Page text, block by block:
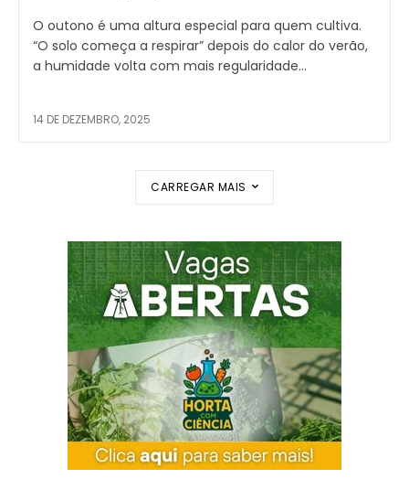
O outono é uma altura especial para quem cultiva.
“O solo começa a respirar” depois do calor do verão,
a humidade volta com mais regularidade...
14 DE DEZEMBRO, 2025
CARREGAR MAIS